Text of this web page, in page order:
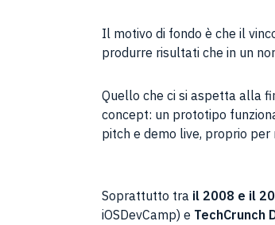
Il motivo di fondo è che il
produrre risultati che in un
Quello che ci si aspetta alla
concept: un prototipo
pitch e demo live, proprio per
Soprattutto tra il 2008 e il
iOSDevCamp) e TechCrunch